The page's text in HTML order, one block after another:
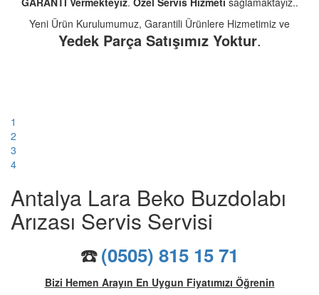
Yeni Ürün Kurulumumuz, Garantili Ürünlere Hizmetimiz ve
Yedek Parça Satışımız Yoktur.
1
2
3
4
Antalya Lara Beko Buzdolabı
Arızası Servis Servisi
☎️(0505) 815 15 71
Bizi Hemen Arayın En Uygun Fiyatımızı Öğrenin